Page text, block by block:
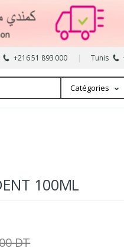
+216 51 893 000 Tunis
Catégories
100ML
DT